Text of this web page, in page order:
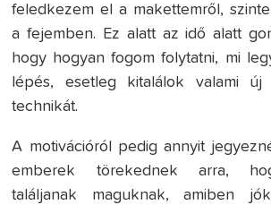
feledkezem el a makettemről,
a fejemben. Ez alatt az idő alatt
hogy hogyan fogom folytatni, mi
lépés, esetleg kitalálok valami új
technikát.
A motivációról pedig annyit
emberek törekednek arra,
találjanak maguknak, amiben